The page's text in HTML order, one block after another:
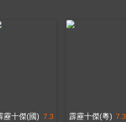
7.3
靂十傑(國) 7.3
霹靂十傑(粵)